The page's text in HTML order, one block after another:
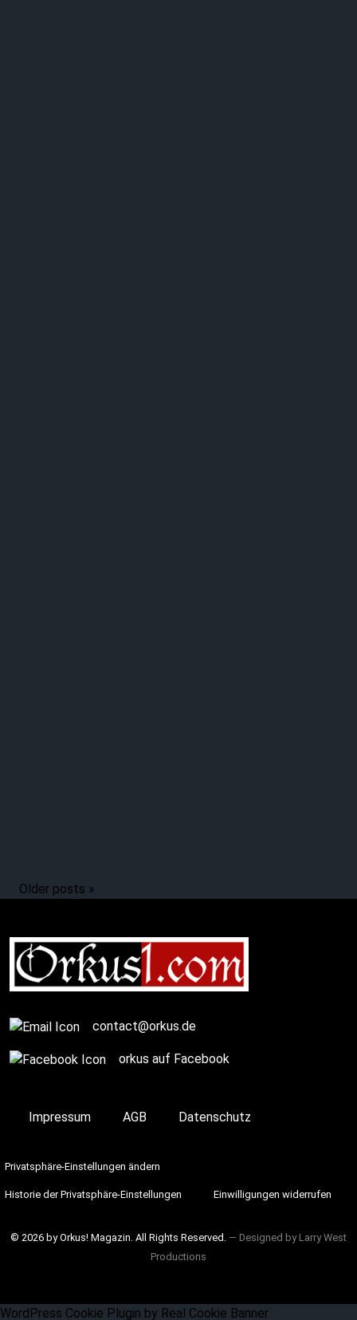
Older posts »
contact@orkus.de
orkus auf Facebook
Impressum AGB Datenschutz
Privatsphäre-Einstellungen ändern
Historie der Privatsphäre-Einstellungen Einwilligungen widerrufen
© 2026 by Orkus! Magazin. All Rights Reserved. ― Designed by Larry West
Productions
WordPress Cookie Plugin by Real Cookie Banner